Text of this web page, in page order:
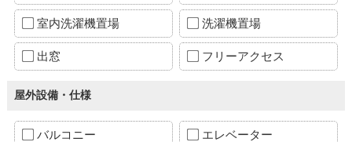
室内洗濯機置場 洗濯機置場
出窓 フリーアクセス
屋外設備・仕様
バルコニー エレベーター